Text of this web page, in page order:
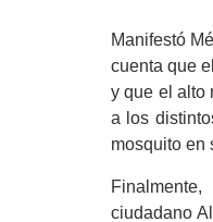
Manifestó
cuenta que
y que el alto
a los
mosquito en
ciudadano